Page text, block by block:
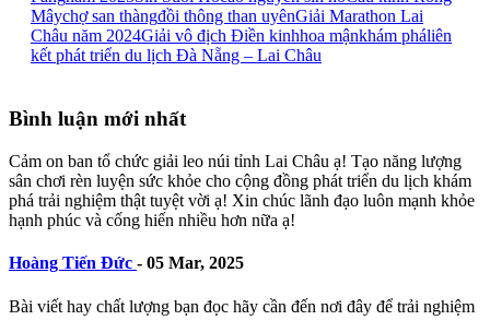
Mâychợ san thàngđồi thông than uyênGiải Marathon Lai
Châu năm 2024Giải vô địch Điền kinhhoa mậnkhám pháliên
kết phát triển du lịch Đà Nẵng – Lai Châu
Bình luận mới nhất
Cảm on ban tổ chức giải leo núi tỉnh Lai Châu ạ! Tạo năng lượng
sân chơi rèn luyện sức khỏe cho cộng đồng phát triển du lịch khám
phá trải nghiệm thật tuyệt vời ạ! Xin chúc lãnh đạo luôn mạnh khỏe
hạnh phúc và cống hiến nhiều hơn nữa ạ!
Hoàng Tiến Đức - 05 Mar, 2025
Bài viết hay chất lượng bạn đọc hãy cần đến nơi đây để trải nghiệm